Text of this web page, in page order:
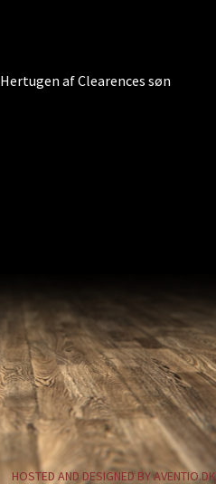
Hertugen af Clearences søn
HOSTED AND DESIGNED BY AVENTIO.DK